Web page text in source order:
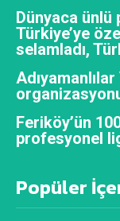
Dünyaca ünlü
Türkiye’ye
selamladı,
Feriköy’ün
profesyonel
Popüler